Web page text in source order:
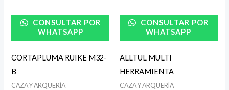
CONSULTAR POR
WHATSAPP
CORTAPLUMA RUIKE M32-
B
CAZA Y ARQUERÍA
CONSULTAR POR
WHATSAPP
ALLTUL MULTI
HERRAMIENTA
CAZA Y ARQUERÍA